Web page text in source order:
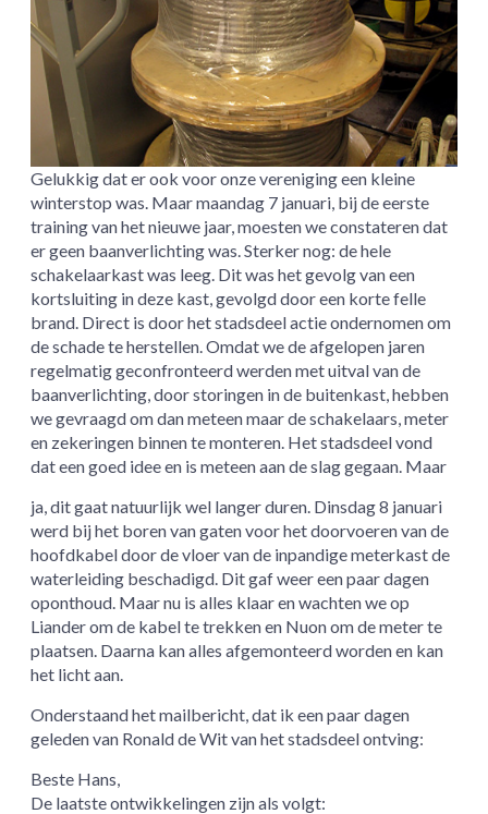
Gelukkig dat er ook voor onze vereniging een kleine
winterstop was. Maar maandag 7 januari, bij de eerste
training van het nieuwe jaar, moesten we constateren dat
er geen baanverlichting was. Sterker nog: de hele
schakelaarkast was leeg. Dit was het gevolg van een
kortsluiting in deze kast, gevolgd door een korte felle
brand. Direct is door het stadsdeel actie ondernomen om
de schade te herstellen. Omdat we de afgelopen jaren
regelmatig geconfronteerd werden met uitval van de
baanverlichting, door storingen in de buitenkast, hebben
we gevraagd om dan meteen maar de schakelaars, meter
en zekeringen binnen te monteren. Het stadsdeel vond
dat een goed idee en is meteen aan de slag gegaan. Maar
ja, dit gaat natuurlijk wel langer duren. Dinsdag 8 januari
werd bij het boren van gaten voor het doorvoeren van de
hoofdkabel door de vloer van de inpandige meterkast de
waterleiding beschadigd. Dit gaf weer een paar dagen
oponthoud. Maar nu is alles klaar en wachten we op
Liander om de kabel te trekken en Nuon om de meter te
plaatsen. Daarna kan alles afgemonteerd worden en kan
het licht aan.
Onderstaand het mailbericht, dat ik een paar dagen
geleden van Ronald de Wit van het stadsdeel ontving:
Beste Hans,
De laatste ontwikkelingen zijn als volgt: